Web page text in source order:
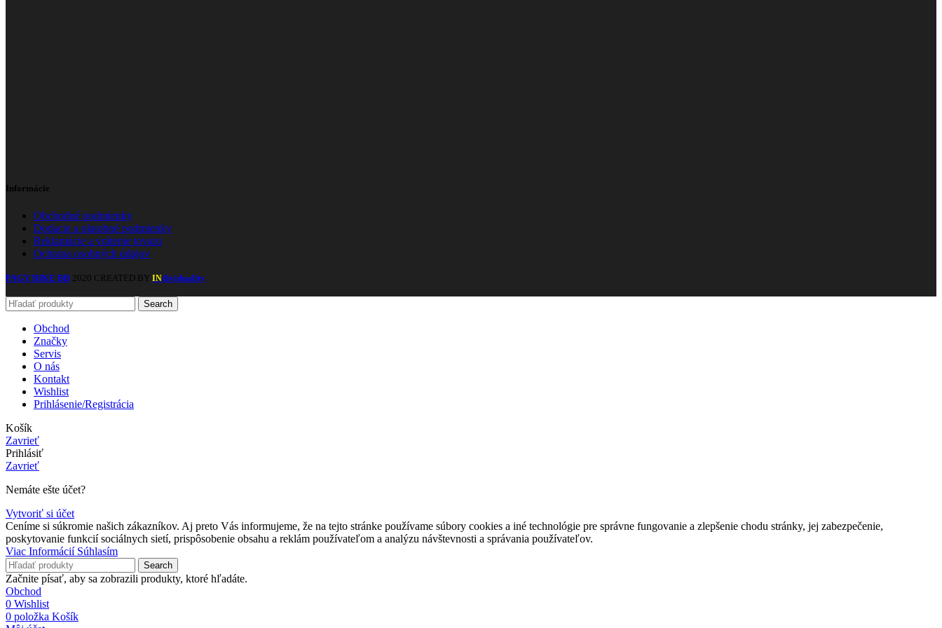
Informácie
Obchodné podmienky
Dodacie a platobné podmienky
Reklamácie a vrátenie tovaru
Ochrana osobných údajov
PAGY BIKE BB 2020 CREATED BY INdividuality.
Search
Obchod
Značky
Servis
O nás
Kontakt
Wishlist
Prihlásenie/Registrácia
Košík
Zavrieť
Prihlásiť
Zavrieť
Nemáte ešte účet?
Vytvoriť si účet
Ceníme si súkromie našich zákazníkov. Aj preto Vás informujeme, že na tejto stránke používame súbory cookies a iné technológie pre správne fungovanie a zlepšenie chodu stránky, jej zabezpečenie,
poskytovanie funkcií sociálnych sietí, prispôsobenie obsahu a reklám používateľom a analýzu návštevnosti a správania používateľov.
Viac Informácií Viac
Súhlasím
Search
Začnite písať, aby sa zobrazili produkty, ktoré hľadáte.
Obchod
0 Wishlist
0 položka Košík